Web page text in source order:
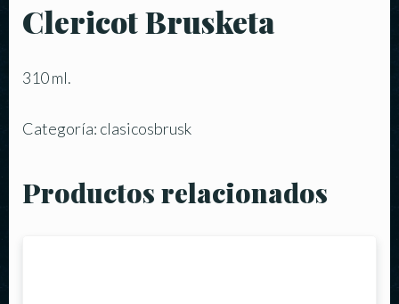
Clericot Brusketa
310 ml.
Categoría: clasicosbrusk
Productos relacionados